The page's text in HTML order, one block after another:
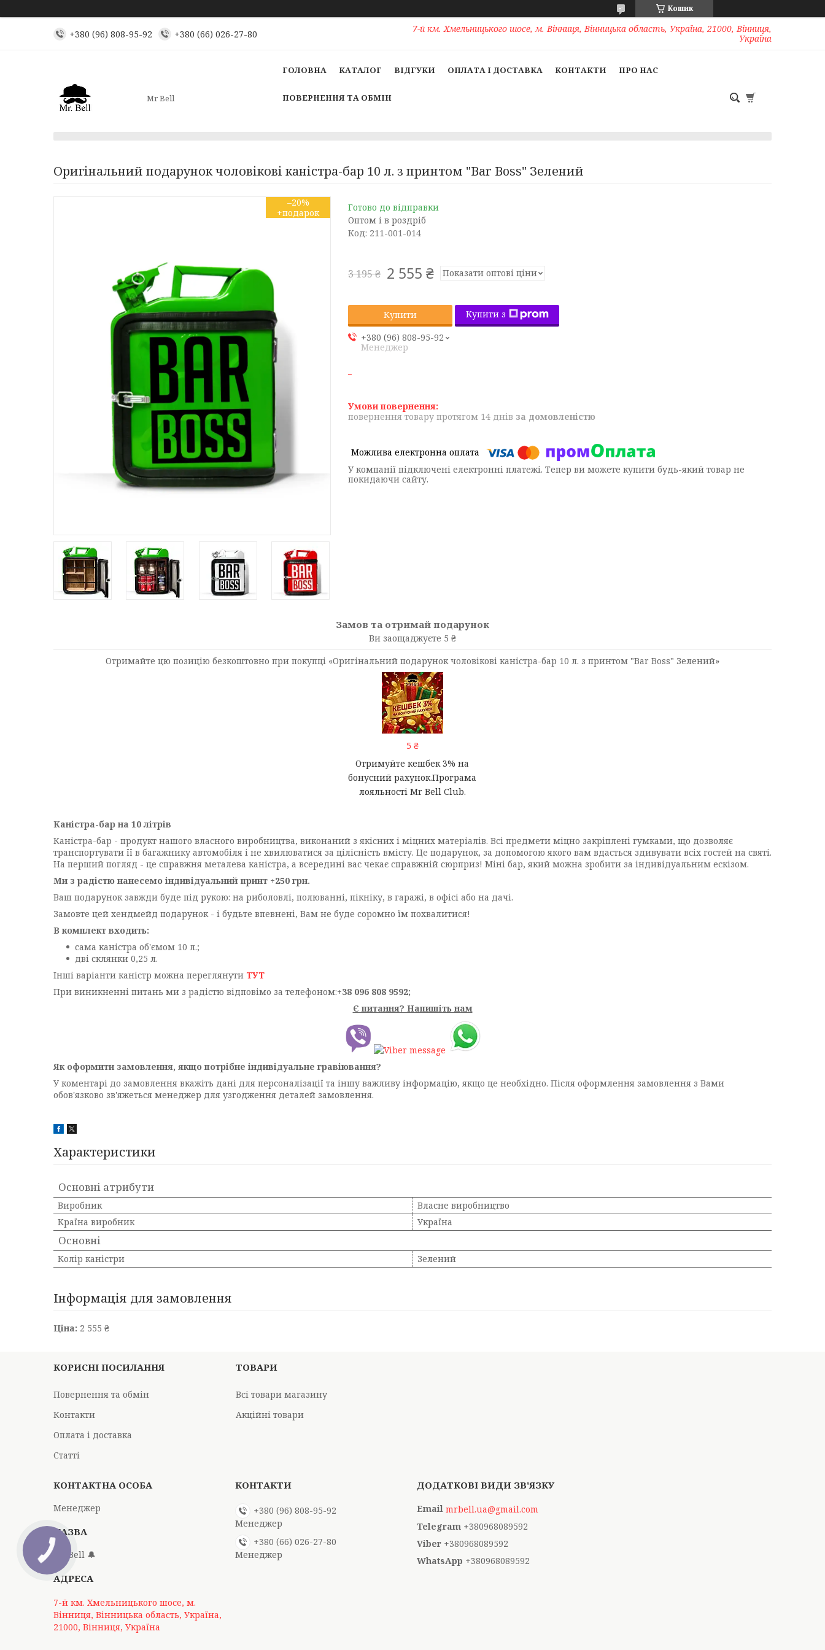
Кошик
+380 (96) 808-95-92 +380 (66) 026-27-80
7-й км. Хмельницького шосе, м. Вінниця, Вінницька область, Україна, 21000, Вінниця,
Україна
Mr Bell
ГОЛОВНА КАТАЛОГ ВІДГУКИ ОПЛАТА І ДОСТАВКА КОНТАКТИ ПРО НАС
ПОВЕРНЕННЯ ТА ОБМІН
Оригінальний подарунок чоловікові каністра-бар 10 л. з принтом "Bar Boss" Зелений
–20%
Готово до відправки
Оптом і в роздріб
Код: 211-001-014
3 195 ₴ 2 555 ₴ Показати оптові ціни
Купити
Купити з
+380 (96) 808-95-92
Менеджер
повернення товару протягом 14 днів за домовленістю
У компанії підключені електронні платежі. Тепер ви можете купити будь-який товар не
покидаючи сайту.
Замов та отримай подарунок
Ви заощаджуєте 5 ₴
Отримайте цю позицію безкоштовно при покупці «Оригінальний подарунок чоловікові каністра-бар 10 л. з принтом "Bar Boss" Зелений»
5 ₴
Отримуйте кешбек 3% на
бонусний рахунок.Програма
лояльності Mr Bell Club.
Каністра-бар на 10 літрів
Каністра-бар - продукт нашого власного виробництва, виконаний з якісних і міцних матеріалів. Всі предмети міцно закріплені гумками, що дозволяє
транспортувати її в багажнику автомобіля і не хвилюватися за цілісність вмісту. Це подарунок, за допомогою якого вам вдасться здивувати всіх гостей на святі.
На перший погляд - це справжня металева каністра, а всередині вас чекає справжній сюрприз! Міні бар, який можна зробити за індивідуальним ескізом.
Ми з радістю нанесемо індивідуальний принт +250 грн.
Ваш подарунок завжди буде під рукою: на риболовлі, полюванні, пікніку, в гаражі, в офісі або на дачі.
Замовте цей хендмейд подарунок - і будьте впевнені, Вам не буде соромно їм похвалитися!
В комплект входить:
сама каністра об'ємом 10 л.;
дві склянки 0,25 л.
Інші варіанти каністр можна переглянути ТУТ
При виникненні питань ми з радістю відповімо за телефоном:+38 096 808 9592;
Є питання? Напишіть нам
Як оформити замовлення, якщо потрібне індивідуальне гравіювання?
У коментарі до замовлення вкажіть дані для персоналізації та іншу важливу інформацію, якщо це необхідно. Після оформлення замовлення з Вами
обов'язково зв'яжеться менеджер для узгодження деталей замовлення.
Характеристики
Основні атрибути
Виробник
Власне виробництво
Країна виробник
Україна
Основні
Колір каністри Зелений
Інформація для замовлення
Ціна: 2 555 ₴
КОРИСНІ ПОСИЛАННЯ
Повернення та обмін
Контакти
Оплата і доставка
Статті
ТОВАРИ
Всі товари магазину
Акційні товари
Менеджер
Mr Bell 🔔
7-й км. Хмельницького шосе, м.
Вінниця, Вінницька область, Україна,
21000, Вінниця, Україна
+380 (96) 808-95-92
Менеджер
+380 (66) 026-27-80
Менеджер
mrbell.ua@gmail.com
+380968089592
+380968089592
+380968089592